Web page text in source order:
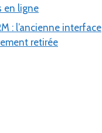
en ligne
: l’ancienne interface
retirée